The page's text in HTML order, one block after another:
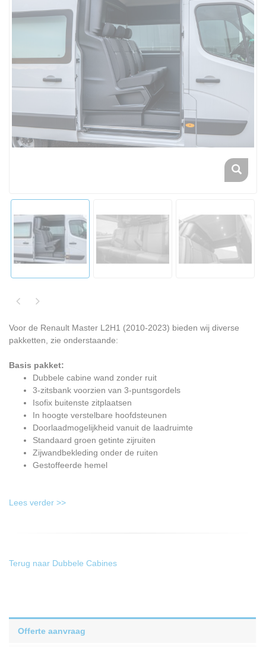
Voor de Renault Master L2H1 (2010-2023) bieden wij diverse
pakketten, zie onderstaande:
Basis pakket:
Dubbele cabine wand zonder ruit
3-zitsbank voorzien van 3-puntsgordels
Isofix buitenste zitplaatsen
In hoogte verstelbare hoofdsteunen
Doorlaadmogelijkheid vanuit de laadruimte
Standaard groen getinte zijruiten
Zijwandbekleding onder de ruiten
Gestoffeerde hemel
Lees verder >>
Terug naar Dubbele Cabines
Offerte aanvraag